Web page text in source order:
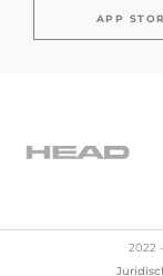
APP
2022